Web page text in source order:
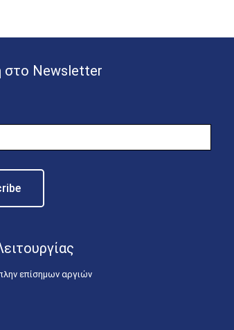
στο Newsletter
επίσημων αργιών